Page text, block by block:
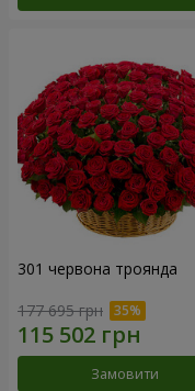
301 червона троянда
177 695 грн
Замовити